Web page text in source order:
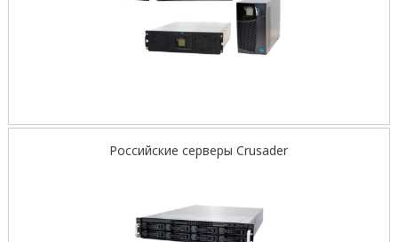
Российские серверы Crusader